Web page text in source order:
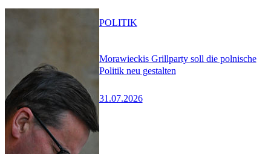
Morawieckis Grillparty soll die polnische
Politik neu gestalten
31.07.2026
POLITIK